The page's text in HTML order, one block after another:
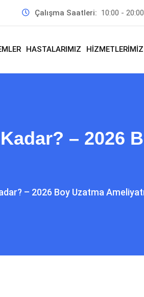
Çalışma Saatleri: 10:00 - 20:00
HASTALARIMIZ HİZMETLERİMİZ
– 2026
– 2026 Boy Uzatma